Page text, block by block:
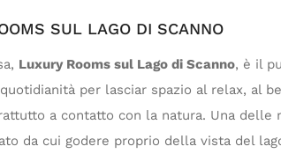
SUL LAGO DI SCANNO
Luxury Rooms sul Lago di Scanno, è il
per lasciar spazio al relax, al
a contatto con la natura. Una delle
da cui godere proprio della vista del